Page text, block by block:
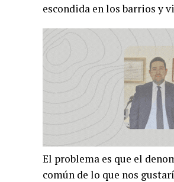
escondida en los barrios y
El problema es que el
común de lo que nos